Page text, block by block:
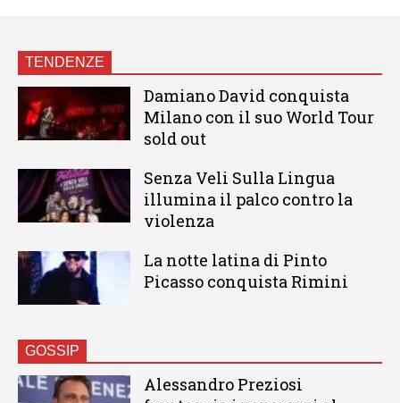
TENDENZE
Damiano David conquista
Milano con il suo World Tour
sold out
Senza Veli Sulla Lingua
illumina il palco contro la
violenza
La notte latina di Pinto
Picasso conquista Rimini
GOSSIP
Alessandro Preziosi